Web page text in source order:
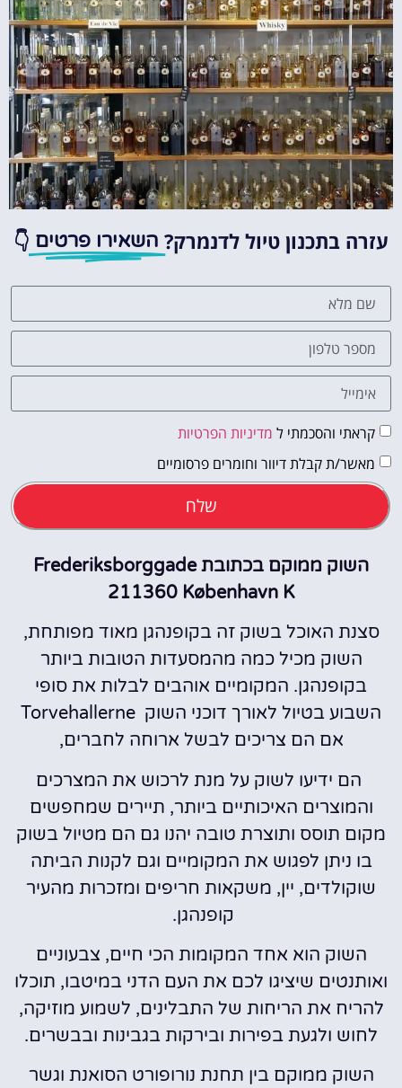
עזרה בתכנון טיול לדנמרק? השאירו פרטים 👇
קראתי והסכמתי ל מדיניות הפרטיות
מאשר/ת קבלת דיוור וחומרים פרסומיים
שלח
השוק ממוקם בכתובת Frederiksborggade
211360 København K
סצנת האוכל בשוק זה בקופנהגן מאוד מפותחת,
השוק מכיל כמה מהמסעדות הטובות ביותר
בקופנהגן. המקומיים אוהבים לבלות את סופי
השבוע בטיול לאורך דוכני השוק Torvehallerne
אם הם צריכים לבשל ארוחה לחברים,
הם ידיעו לשוק על מנת לרכוש את המצרכים
והמוצרים האיכותיים ביותר, תיירים שמחפשים
מקום תוסס ותוצרת טובה יהנו גם הם מטיול בשוק
בו ניתן לפגוש את המקומיים וגם לקנות הביתה
שוקולדים, יין, משקאות חריפים ומזכרות מהעיר
קופנהגן.
השוק הוא אחד המקומות הכי חיים, צבעוניים
ואותנטים שיציגו לכם את העם הדני במיטבו, תוכלו
להריח את הריחות של התבלינים, לשמוע מוזיקה,
לחוש ולגעת בפירות ובירקות בגבינות ובבשרים.
השוק ממוקם בין תחנת נורופורט הסואנת וגשר